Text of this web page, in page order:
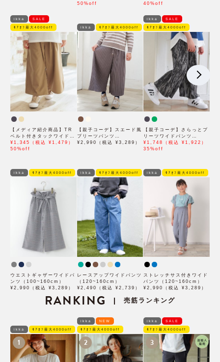
50%off 40%off
ikka SALE
ﾓｱｵﾌ最大4000off
【メディア紹介商品】TR
ベルト付きタックワイドパ
ンツ（120~160cm）
¥1,345（税込 ¥1,479）
50%off
ikka ﾓｱｵﾌ最大4000off
【親子コーデ】スエード風
プリーツパンツ
（120~160cm）
¥2,990（税込 ¥3,289）
ikka SALE
ﾓｱｵﾌ最大4000off
【親子コーデ】さらっとプ
リーツワイドパンツ
（120~160cm）
¥1,748（税込 ¥1,922）
35%off
ikka ﾓｱｵﾌ最大4000off
ウエストギャザーワイドパ
ンツ（100~160cm）
¥2,990（税込 ¥3,289）
ikka ﾓｱｵﾌ最大4000off
レースアップワイドパンツ
（120~160cm）
¥2,490（税込 ¥2,739）
ikka ﾓｱｵﾌ最大4000off
ストレッチサス付きワイド
パンツ（120~160cm）
¥2,990（税込 ¥3,289）
RANKING | 売筋ランキング
ikka ﾓｱｵﾌ最大4000off
1
ikka NEW
ﾓｱｵﾌ最大4000off
2
ikka SALE
ﾓｱｵﾌ最大4000off
3